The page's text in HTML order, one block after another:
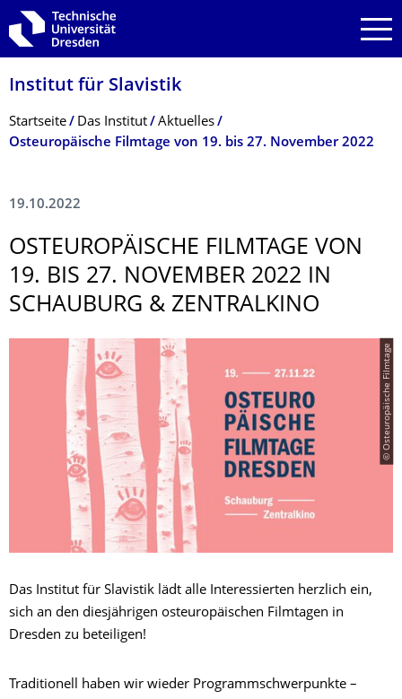
Zur Hauptnavigation springen
Zur Suche springen
Zum Inhalt springen
Institut für Slavistik
Breadcrumb-Menü
Startseite Das Institut
Aktuelles
Osteuropäische Filmtage von 19. bis 27. November 2022
19.10.2022
OSTEUROPÄISCHE FILMTAGE VON
19. BIS 27. NOVEMBER 2022 IN
SCHAUBURG & ZENTRALKINO
© Osteuropäische Filmtage
Das Institut für Slavistik lädt alle Interessierten herzlich ein,
sich an den diesjährigen osteuropäischen Filmtagen in
Dresden zu beteiligen!
Traditionell haben wir wieder Programmschwerpunkte –